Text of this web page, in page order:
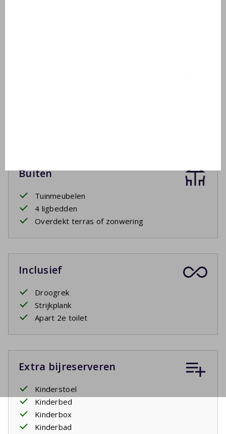
Buiten
Tuinmeubelen
4 ligbedden
Overdekt terras of zonwering
Inclusief
Droogrek
Strijkplank
Apart 2e toilet
Extra bijreserveren
Kinderstoel
Kinderbed
Kinderbox
Kinderbad